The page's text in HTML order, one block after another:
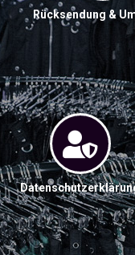
Rücksendung &